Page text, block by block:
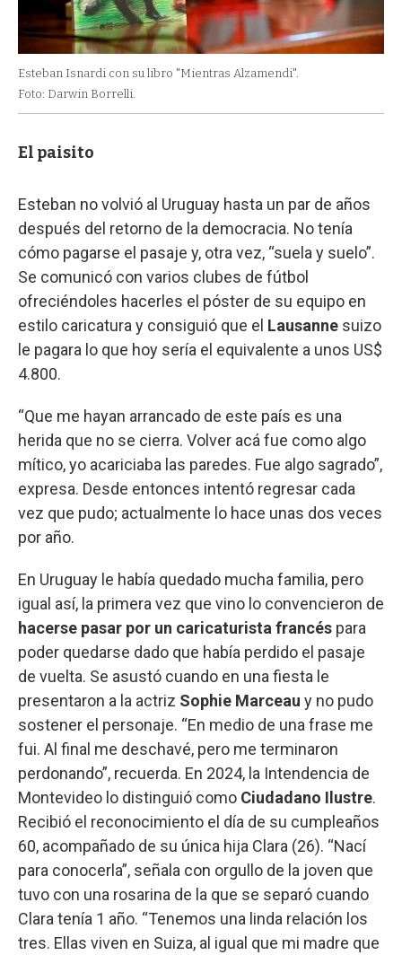
Esteban Isnardi con su libro "Mientras Alzamendi".
Foto: Darwin Borrelli.
El paisito
Esteban no volvió al Uruguay hasta un par de años
después del retorno de la democracia. No tenía
cómo pagarse el pasaje y, otra vez, “suela y suelo”.
Se comunicó con varios clubes de fútbol
ofreciéndoles hacerles el póster de su equipo en
estilo caricatura y consiguió que el Lausanne suizo
le pagara lo que hoy sería el equivalente a unos US$
4.800.
“Que me hayan arrancado de este país es una
herida que no se cierra. Volver acá fue como algo
mítico, yo acariciaba las paredes. Fue algo sagrado”,
expresa. Desde entonces intentó regresar cada
vez que pudo; actualmente lo hace unas dos veces
por año.
En Uruguay le había quedado mucha familia, pero
igual así, la primera vez que vino lo convencieron de
hacerse pasar por un caricaturista francés para
poder quedarse dado que había perdido el pasaje
de vuelta. Se asustó cuando en una fiesta le
presentaron a la actriz Sophie Marceau y no pudo
sostener el personaje. “En medio de una frase me
fui. Al final me deschavé, pero me terminaron
perdonando”, recuerda. En 2024, la Intendencia de
Montevideo lo distinguió como Ciudadano Ilustre.
Recibió el reconocimiento el día de su cumpleaños
60, acompañado de su única hija Clara (26). “Nací
para conocerla”, señala con orgullo de la joven que
tuvo con una rosarina de la que se separó cuando
Clara tenía 1 año. “Tenemos una linda relación los
tres. Ellas viven en Suiza, al igual que mi madre que